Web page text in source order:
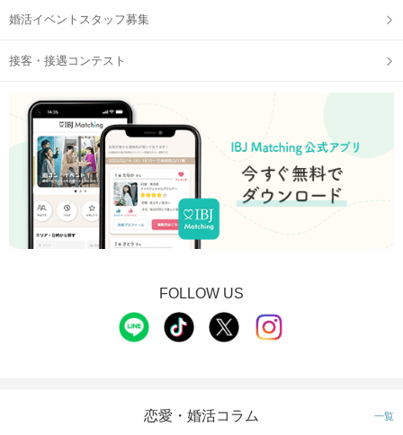
婚活イベントスタッフ募集
接客・接遇コンテスト
FOLLOW US
恋愛・婚活コラム 一覧